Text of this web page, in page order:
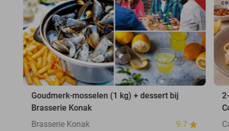
Goudmerk-mosselen (1 kg) + dessert bij
Brasserie Konak
Brasserie Konak
9.7